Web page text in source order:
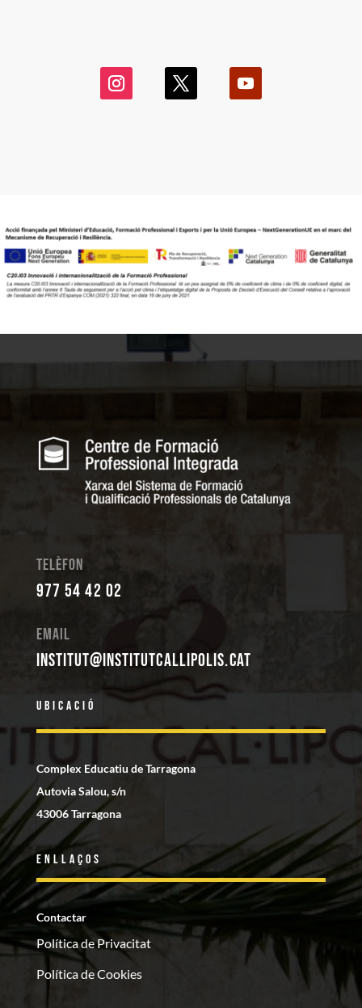
Telèfon
977 54 42 02
Email
institut@institutcallipolis.cat
Ubicació
Complex Educatiu de Tarragona
Autovia Salou, s/n
43006 Tarragona
Enllaços
Contactar
Política de Privacitat
Política de Cookies